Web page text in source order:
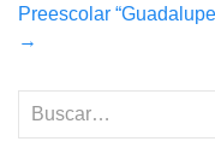
Preescolar
→